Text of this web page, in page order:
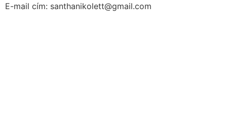
E-mail cím: santhanikolett@gmail.com